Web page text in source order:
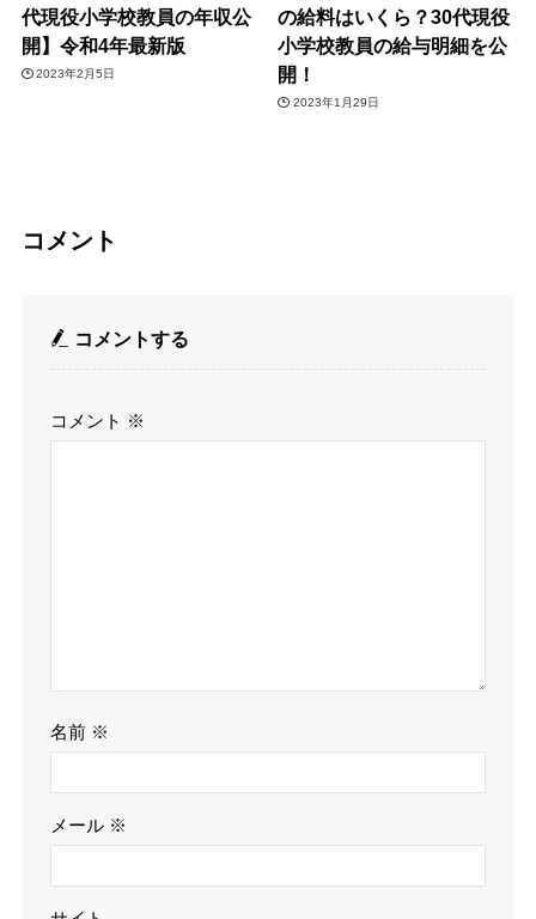
代現役小学校教員の年収公
開】令和4年最新版
2023年2月5日
の給料はいくら？30代現役
小学校教員の給与明細を公
開！
2023年1月29日
コメント
コメントする
コメント ※
名前 ※
メール ※